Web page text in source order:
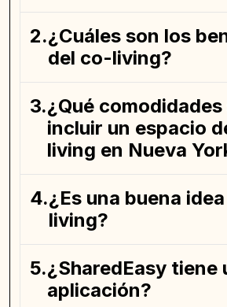
¿Cuáles son los
del co-living?
¿Qué comodidades
incluir un espacio
living en Nueva
¿Es una buena
living?
¿SharedEasy tiene
aplicación?